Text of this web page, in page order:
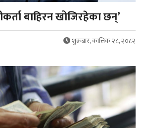
बाहिरन खोजिरहेका छन्’
शुक्रबार, कात्तिक २८, २०८२